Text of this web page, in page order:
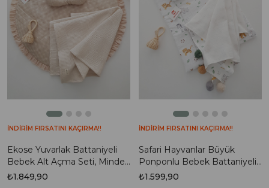
Ekose Yuvarlak Battaniyeli
Bebek Alt Açma Seti, Minderi
,Matı, Kafa Yastığı, Yenidoğan,
₺1.849,90
İNDİRİM FIRSATINI KAÇIRMA!!
Safari Hayvanlar Büyük
Ponponlu Bebek Battaniyeli
3lü Alt Açma Seti
₺1.599,90
İNDİRİM FIRSATINI KAÇIRMA!!